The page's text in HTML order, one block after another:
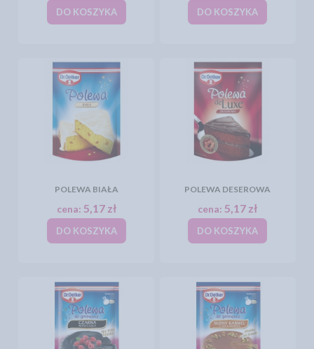
DO KOSZYKA DO KOSZYKA
POLEWA BIAŁA
cena: 5,17 zł
DO KOSZYKA
POLEWA DESEROWA
cena:5,17 zł
DO KOSZYKA